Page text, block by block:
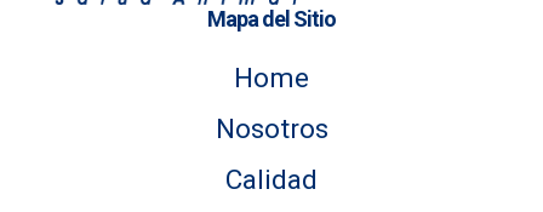
Mapa del Sitio
Home
Nosotros
Calidad